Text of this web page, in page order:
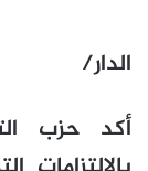
الدار/
أكد حزب